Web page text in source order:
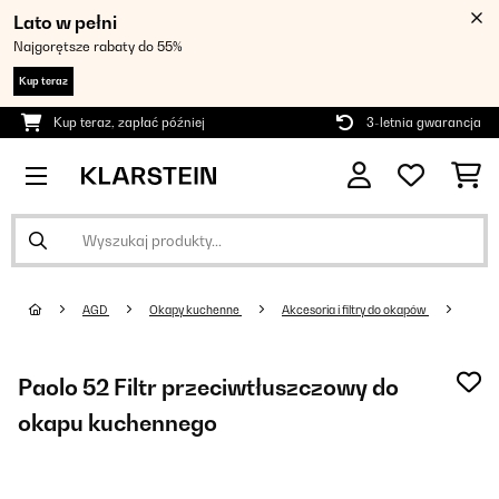
Lato w pełni
Najgorętsze rabaty do 55%
Kup teraz
Kup teraz, zapłać później 3-letnia gwarancja
AGD Okapy kuchenne Akcesoria i filtry do okapów
Paolo 52 Filtr przeciwtłuszczowy do
okapu kuchennego